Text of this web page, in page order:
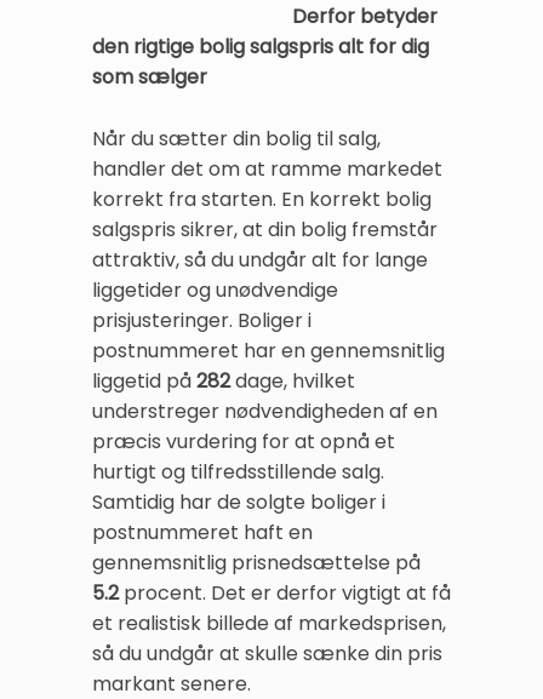
Derfor betyder
den rigtige bolig salgspris alt for dig
som sælger
Når du sætter din bolig til salg,
handler det om at ramme markedet
korrekt fra starten. En korrekt bolig
salgspris sikrer, at din bolig fremstår
attraktiv, så du undgår alt for lange
liggetider og unødvendige
prisjusteringer. Boliger i
postnummeret har en gennemsnitlig
liggetid på282dage, hvilket
understreger nødvendigheden af en
præcis vurdering for at opnå et
hurtigt og tilfredsstillende salg.
Samtidig har de solgte boliger i
postnummeret haft en
gennemsnitlig prisnedsættelse på
5.2procent. Det er derfor vigtigt at få
et realistisk billede af markedsprisen,
så du undgår at skulle sænke din pris
markant senere.